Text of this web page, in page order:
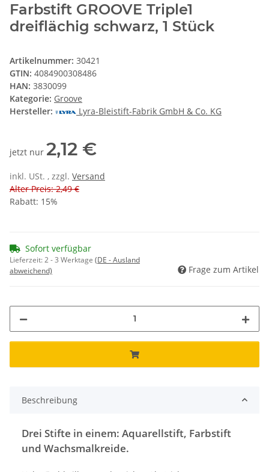
Farbstift GROOVE Triple1
dreiflächig schwarz, 1 Stück
Artikelnummer: 30421
GTIN: 4084900308486
HAN: 3830099
Kategorie: Groove
Hersteller:
Lyra-Bleistift-Fabrik GmbH & Co. KG
jetzt nur 2,12 €
inkl. USt. , zzgl. Versand
Alter Preis: 2,49 €
Rabatt: 15%
Sofort verfügbar
Lieferzeit:2 - 3 Werktage (DE - Ausland
abweichend)
Frage zum Artikel
Beschreibung
Drei Stifte in einem: Aquarellstift, Farbstift
und Wachsmalkreide.